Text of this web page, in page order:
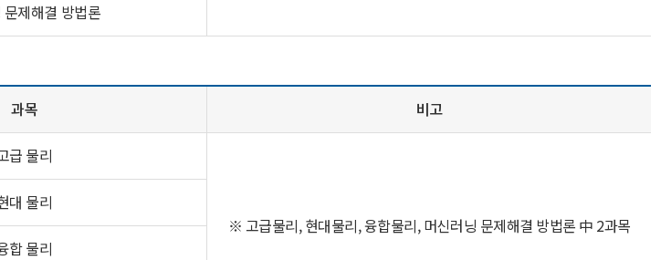
문제해결 방법론
과목 비고
급 물리
※ 고급물리, 현대물리, 융합물리, 머신러닝 문제해결 방법론 中 2과목
대 물리
합 물리